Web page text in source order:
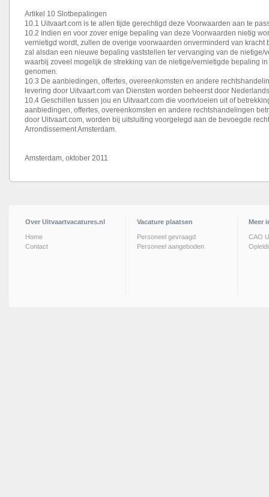
Artikel 10 Slotbepalingen
10.1 Uitvaart.com is te allen tijde gerechtigd deze Voorwaarden aan te
10.2 Indien en voor zover enige bepaling van deze Voorwaarden nietig
vernietigd wordt, zullen de overige voorwaarden onverminderd van kracht
zal alsdan een nieuwe bepaling vaststellen ter vervanging van de nietige/
waarbij zoveel mogelijk de strekking van de nietige/vernietigde bepaling
genomen.
10.3 De aanbiedingen, offertes, overeenkomsten en andere
levering door Uitvaart.com van Diensten worden beheerst door
10.4 Geschillen tussen jou en Uitvaart.com die voortvloeien uit of
aanbiedingen, offertes, overeenkomsten en andere rechtshandelingen
door Uitvaart.com, worden bij uitsluiting voorgelegd aan de bevoegde
Arrondissement Amsterdam.
Amsterdam, oktober 2011
Over Uitvaartvacatures.nl
Home
Contact
Vacature plaatsen
Personeel gevraagd
Personeel aangeboden
Meer
CAO